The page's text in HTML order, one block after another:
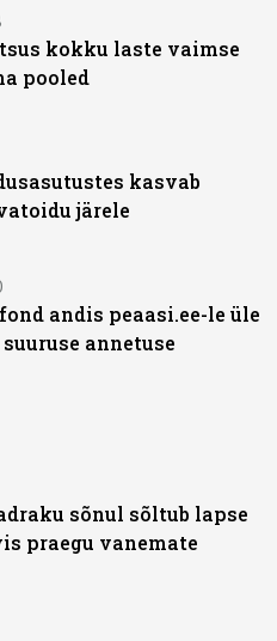
kokku laste vaimse
pooled
kasvab
järele
andis peaasi.ee-le üle
suuruse annetuse
sõnul sõltub lapse
praegu vanemate